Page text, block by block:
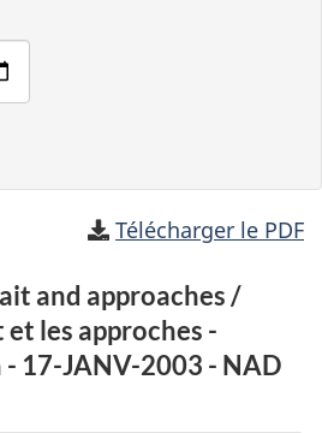
Télécharger le PDF
and approaches /
les approches -
17-JANV-2003 - NAD